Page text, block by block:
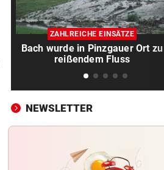
Lange Haftstrafen für
über Waffenengpässe
CONFERENCE LEAGUE vor
Play-off weit auf
MITTEN IN HITZEWELLE
Irre! Salzburg – Pafos wegen
ZAHLREICHE EINSÄTZE
Bach wurde in Pinzgauer Ort zu
reißendem Fluss
NEWSLETTER